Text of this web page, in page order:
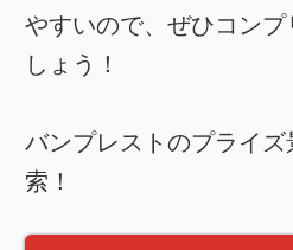
やすいので、ぜひコンプ
しょう！
バンプレストのプライ
索！